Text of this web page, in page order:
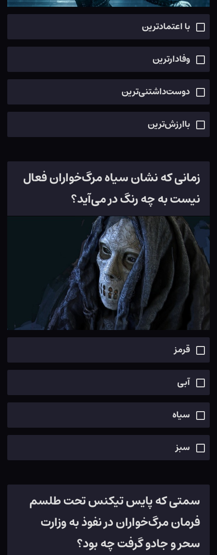
با اعتماد‌ترین
وفادارترین
دوست‌داشتنی‌ترین
باارزش‌ترین
زمانی که نشان سیاه مرگ‌خواران فعال
نیست به چه رنگ در می‌آید؟
قرمز
آبی
سیاه
سبز
سمتی که پایس تیکنس تحت طلسم
فرمان مرگ‌خواران در نفوذ به وزارت
سحر و جادو گرفت چه بود؟